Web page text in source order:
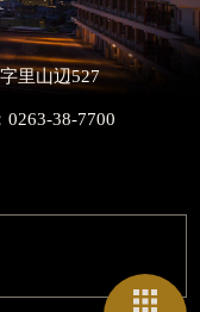
里山辺527
38-7700